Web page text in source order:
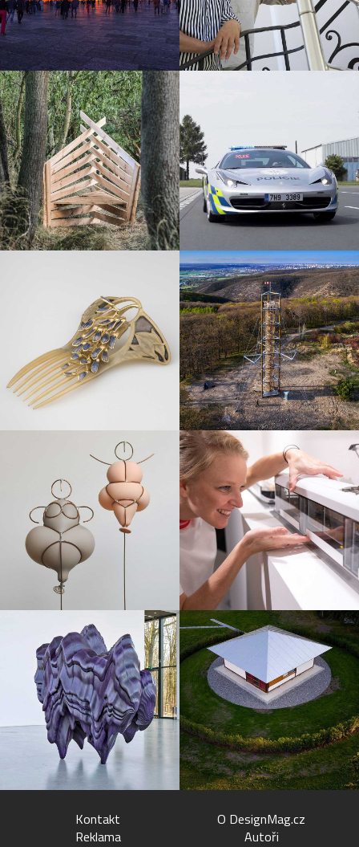
Kontakt
Reklama
O DesignMag.cz
Autoři